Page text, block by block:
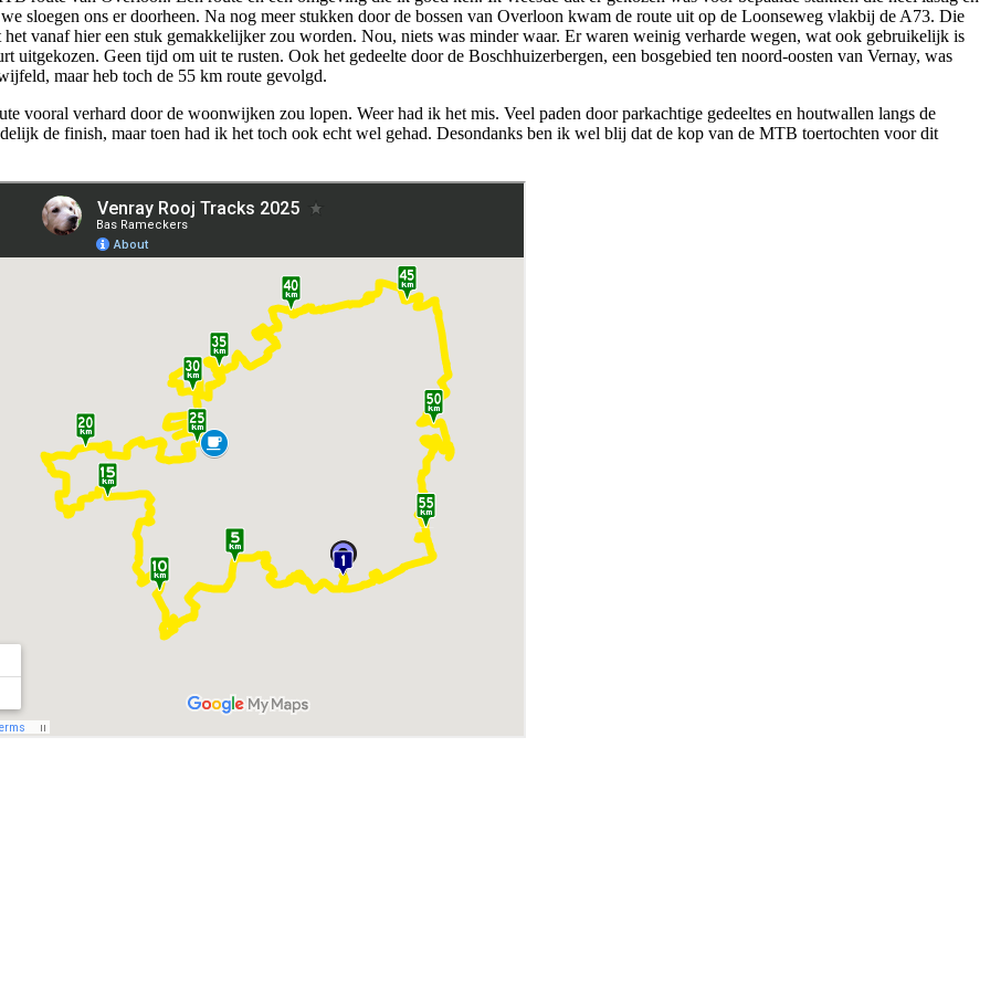
sloegen ons er doorheen. Na nog meer stukken door de bossen van Overloon kwam de route uit op de Loonseweg vlakbij de A73. Die
vanaf hier een stuk gemakkelijker zou worden. Nou, niets was minder waar. Er waren weinig verharde wegen, wat ook gebruikelijk is
uitgekozen. Geen tijd om uit te rusten. Ook het gedeelte door de Boschhuizerbergen, een bosgebied ten noord-oosten van Vernay, was
maar heb toch de 55 km route gevolgd.
vooral verhard door de woonwijken zou lopen. Weer had ik het mis. Veel paden door parkachtige gedeeltes en houtwallen langs de
de finish, maar toen had ik het toch ook echt wel gehad. Desondanks ben ik wel blij dat de kop van de MTB toertochten voor dit